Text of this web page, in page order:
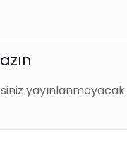
yayınlanmayacak.